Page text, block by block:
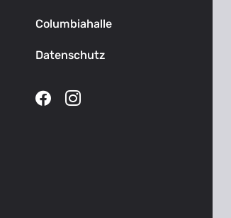
Columbiahalle
Datenschutz